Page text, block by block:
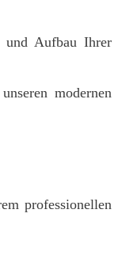
und Aufbau Ihrer
modernen
professionellen